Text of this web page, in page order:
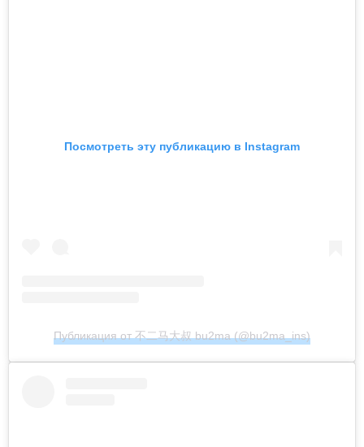
Посмотреть эту публикацию в Instagram
Публикация от 不二马大叔 bu2ma (@bu2ma_ins)